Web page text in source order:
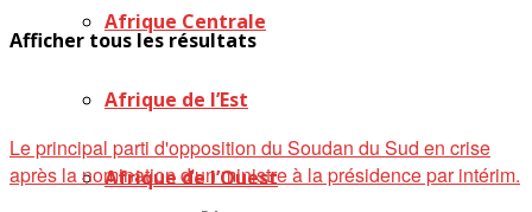
Afficher tous les résultats
Afrique Centrale
Afrique de l’Est
Afrique de l’Ouest
Le principal parti d'opposition du Soudan du Sud en crise
après la nomination d'un ministre à la présidence par intérim.